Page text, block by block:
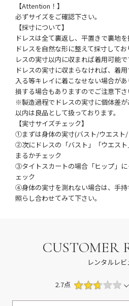
【Attention！】
必ずサイズをご確認下さい。
【採寸について】
ドレスは全て裏返し、平置きで裏地を
ドレスを自然な形に整えて採寸して
レスの実寸以内に収まれば着用可能で
ドレスの実寸に収まらなければ、着
入る等キレイに着こなせない場合が
損する場合もありますのでご注意下さ
※製造過程でドレスの実寸に個体差
以内は良品として扱っております。
【実寸サイズチェック】
①まずは身体の実寸(バスト/ウエスト/
②次にドレスの「バスト」「ウエス
まるかチェック
③タイトスカートの場合「ヒップ」
ェック
④身体の実寸を測れない場合は、手
照らし合わせてみて下さい。
CUSTOMER
レンタルレビ
2.7点